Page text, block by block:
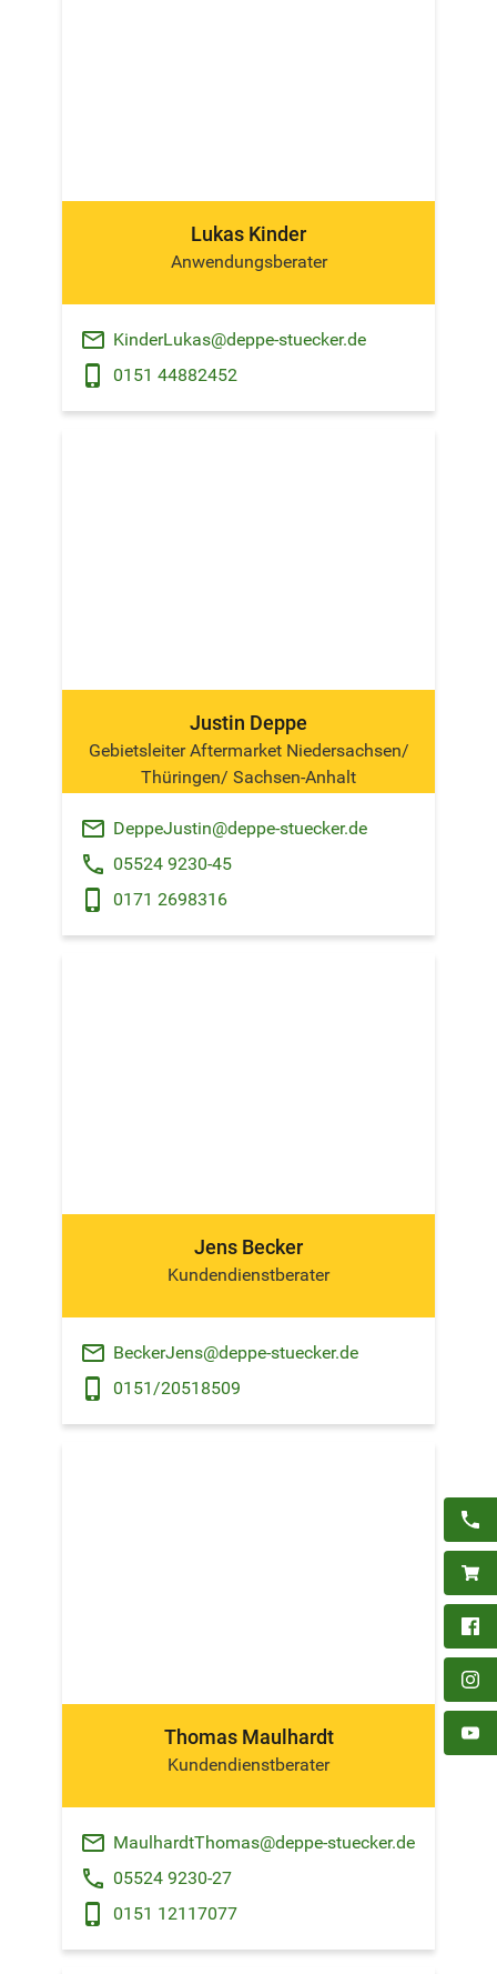
Lukas Kinder
Anwendungsberater
email KinderLukas@deppe-stuecker.de
phone_android 0151 44882452
Justin Deppe
Gebietsleiter Aftermarket Niedersachsen/
Thüringen/ Sachsen-Anhalt
email DeppeJustin@deppe-stuecker.de
phone 05524 9230-45
phone_android 0171 2698316
Jens Becker
Kundendienstberater
email BeckerJens@deppe-stuecker.de
phone_android 0151/20518509
Thomas Maulhardt
Kundendienstberater
email MaulhardtThomas@deppe-stuecker.de
phone 05524 9230-27
phone_android 0151 12117077